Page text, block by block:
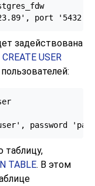
port '5432',
задействована
CREATE USER
password
TABLE. В этом